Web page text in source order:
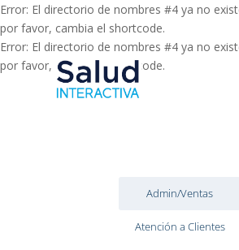
Error: El directorio de nombres #4 ya no
por favor, cambia el shortcode.
Error: El directorio de nombres #4 ya no
por favor, cambia el shortcode.
Admin/Ventas
Atención a Clientes